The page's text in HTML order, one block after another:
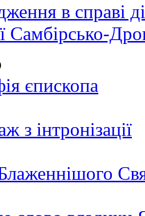
в справі
Самбірсько-
єпископа
з інтронізації